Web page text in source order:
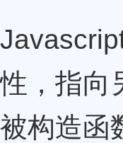
性，指向
被构造函